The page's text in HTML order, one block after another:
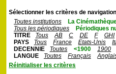
Sélectionner les critères de
Toutes institutions
La
Tous les périodiques
Périodiques
TITRE
Tous AB C DE F
GHI
PAYS
Tous France Etats-Unis
DECENNIE
Toutes <1900
1900
LANGUE
Toutes Français
Réinitialiser les critères